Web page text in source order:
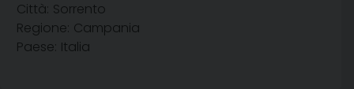
Città: Sorrento
Regione: Campania
Paese: Italia